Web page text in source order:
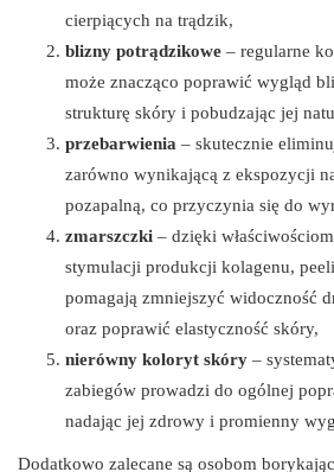
cierpiących na trądzik,
blizny potrądzikowe – regularne
może znacząco poprawić wygląd
strukturę skóry i pobudzając jej
przebarwienia – skutecznie
zarówno wynikającą z ekspozycji
pozapalną, co przyczynia się do
zmarszczki – dzięki
stymulacji produkcji kolagenu,
pomagają zmniejszyć widoczność
oraz poprawić elastyczność skóry,
nierówny koloryt skóry –
zabiegów prowadzi do ogólnej
nadając jej zdrowy i promienny
Dodatkowo zalecane są osobom